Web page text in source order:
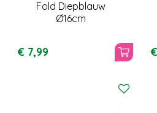
Fold Diepblauw
Ø16cm
€ 7,99 €